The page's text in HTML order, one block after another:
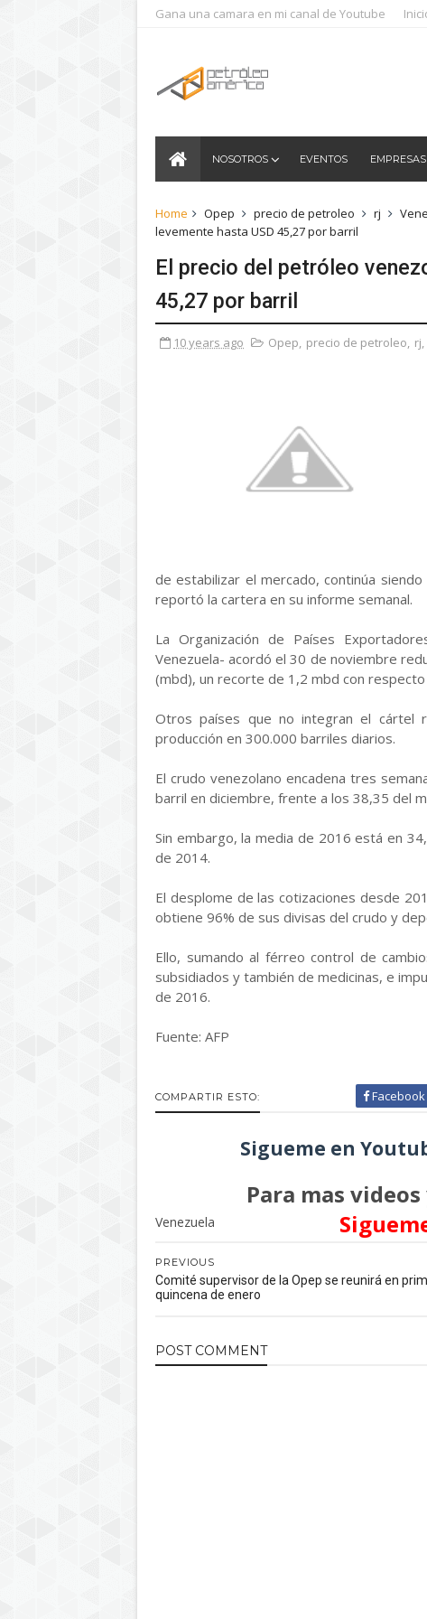
Gana una camara en mi canal de Youtube
NOSOTROS EVENTOS EMPRESAS
Home Opep precio de petroleo rj
levemente hasta USD 45,27 por barril
El precio del petróleo
45,27 por barril
10 years ago Opep, precio de petroleo, rj,
de estabilizar el mercado, continúa
reportó la cartera en su informe semanal.
La Organización de Países
Venezuela- acordó el 30 de noviembre
(mbd), un recorte de 1,2 mbd con
Otros países que no integran el cártel
producción en 300.000 barriles diarios.
El crudo venezolano encadena tres
barril en diciembre, frente a los 38,35 del
Sin embargo, la media de 2016 está en
de 2014.
El desplome de las cotizaciones desde
obtiene 96% de sus divisas del crudo y
Ello, sumando al férreo control de
subsidiados y también de medicinas, e
de 2016.
Fuente: AFP
COMPARTIR ESTO: Facebook
Sigueme en
Para mas
Venezuela
PREVIOUS
Comité supervisor de la Opep se reunirá en
quincena de enero
POST COMMENT